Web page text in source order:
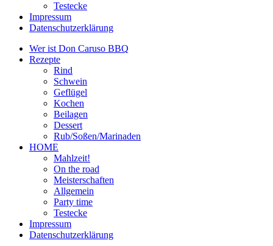
Testecke
Impressum
Datenschutzerklärung
Wer ist Don Caruso BBQ
Rezepte
Rind
Schwein
Geflügel
Kochen
Beilagen
Dessert
Rub/Soßen/Marinaden
HOME
Mahlzeit!
On the road
Meisterschaften
Allgemein
Party time
Testecke
Impressum
Datenschutzerklärung